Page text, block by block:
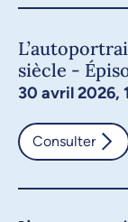
siècle -
30 avril 2026,
Consulter